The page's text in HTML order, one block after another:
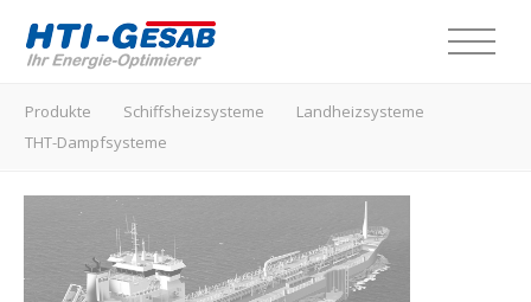
Landheizsysteme
THT-Dampfsysteme
Unternehmen
Produkte Schiffsheizsysteme
Landheizsysteme
THT-Dampfsysteme